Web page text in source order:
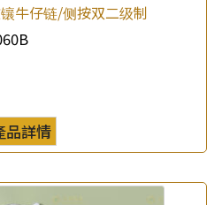
牛仔链/侧按双二级制
品詳情